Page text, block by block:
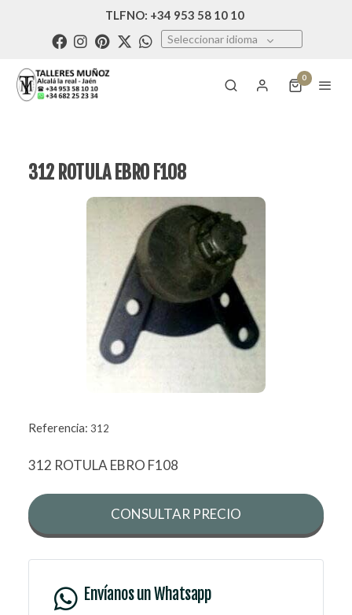
TLFNO: +34 953 58 10 10
Seleccionar idioma
0
312 ROTULA EBRO F108
Referencia: 312
312 ROTULA EBRO F108
CONSULTAR PRECIO
Envíanos un Whatsapp